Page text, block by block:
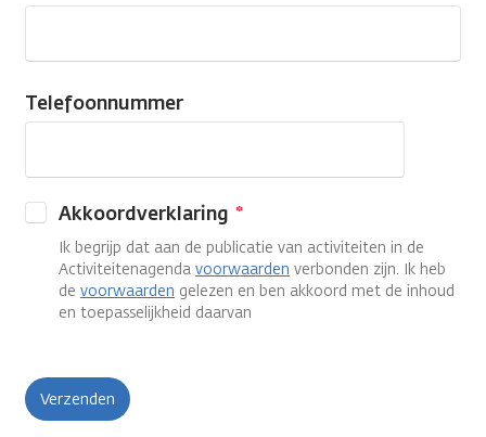
Telefoonnummer
Telefoonnummer
Akkoordverklaring
Ik begrijp dat aan de publicatie van activiteiten in de
Activiteitenagenda voorwaarden verbonden zijn. Ik heb
de voorwaarden gelezen en ben akkoord met de inhoud
en toepasselijkheid daarvan